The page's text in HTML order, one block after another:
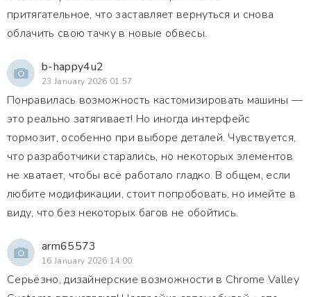
притягательное, что заставляет вернуться и снова
облачить свою тачку в новые обвесы.
b-happy4u2
23 January 2026 01:57
Понравилась возможность кастомизировать машины —
это реально затягивает! Но иногда интерфейс
тормозит, особенно при выборе деталей. Чувствуется,
что разработчики старались, но некоторых элементов
не хватает, чтобы всё работало гладко. В общем, если
любите модификации, стоит попробовать, но имейте в
виду, что без некоторых багов не обойтись.
arm65573
16 January 2026 14:00
Серьёзно, дизайнерские возможности в Chrome Valley